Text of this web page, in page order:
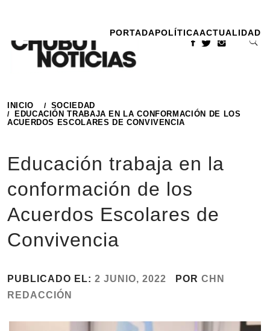
contenido
PORTADAPOLÍTICAACTUALIDAD
INICIO
SOCIEDAD
EDUCACIÓN TRABAJA EN LA CONFORMACIÓN DE LOS
ACUERDOS ESCOLARES DE CONVIVENCIA
Educación trabaja en la
conformación de los
Acuerdos Escolares de
Convivencia
PUBLICADO EL: 2 JUNIO, 2022 POR CHN
REDACCIÓN